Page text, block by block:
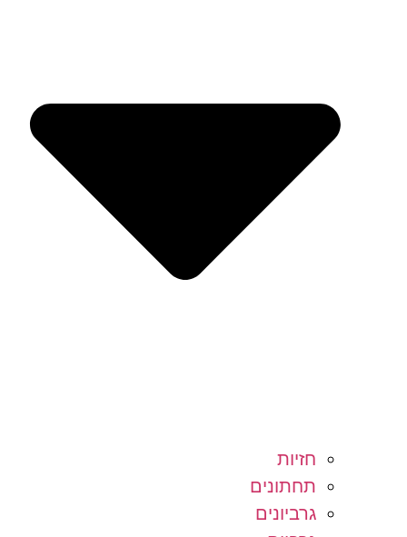
חזיות
תחתונים
גרביונים